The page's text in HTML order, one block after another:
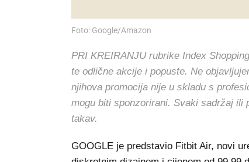
Foto: Google/Amazon
PRI KREIRANJU rubrike Index
te odlične akcije i popuste. Ne
njihova promocija nije u skladu s
mogu biti sponzorirani. Svaki sadržaj ili
takav.
GOOGLE je predstavio Fitbit Air, novi